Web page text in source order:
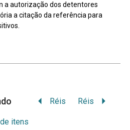
a autorização dos detentores
a citação da referência para
Réis Réis
itens